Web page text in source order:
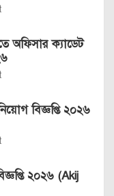
অফিসার ক্যাডেট
বিজ্ঞপ্তি ২০২৬
২০২৬ (Akij